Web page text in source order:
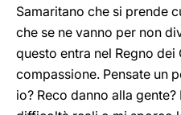
Samaritano che si prende
che se ne vanno per non
questo entra nel Regno
compassione. Pensate un
io? Reco danno alla